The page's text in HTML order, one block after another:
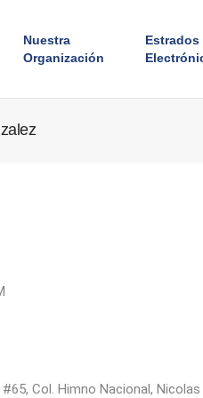
Nuestra
Organización
Estrados
Col. Himno Nacional, Nicolas